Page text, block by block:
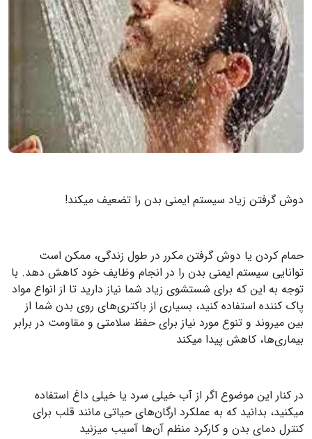
دوش گرفتن زیاد سیستم ایمنی بدن را تضعیف میکند!
حمام کردن یا دوش گرفتن مکرر در طول زندگی، ممکن است
توانایی سیستم ایمنی بدن را در انجام وظایف خود کاهش دهد. با
توجه به این که برای شستشوی زیاد شما نیاز دارید تا از انواع مواد
پاک کننده استفاده کنید، بسیاری از باکتری‌های روی بدن شما از
بین میروند و تنوع مورد نیاز برای حفظ سلامتی و مقاومت در برابر
بیماری‌ها، کاهش پیدا میکند
در کنار این موضوع اگر از آب خیلی سرد یا خیلی داغ استفاده
میکنید، بدانید که به عملکرد ارگان‌های حیاتی مانند قلب برای
کنترل دمای بدن و کارکرد منظم آن‌ها آسیب میزنید